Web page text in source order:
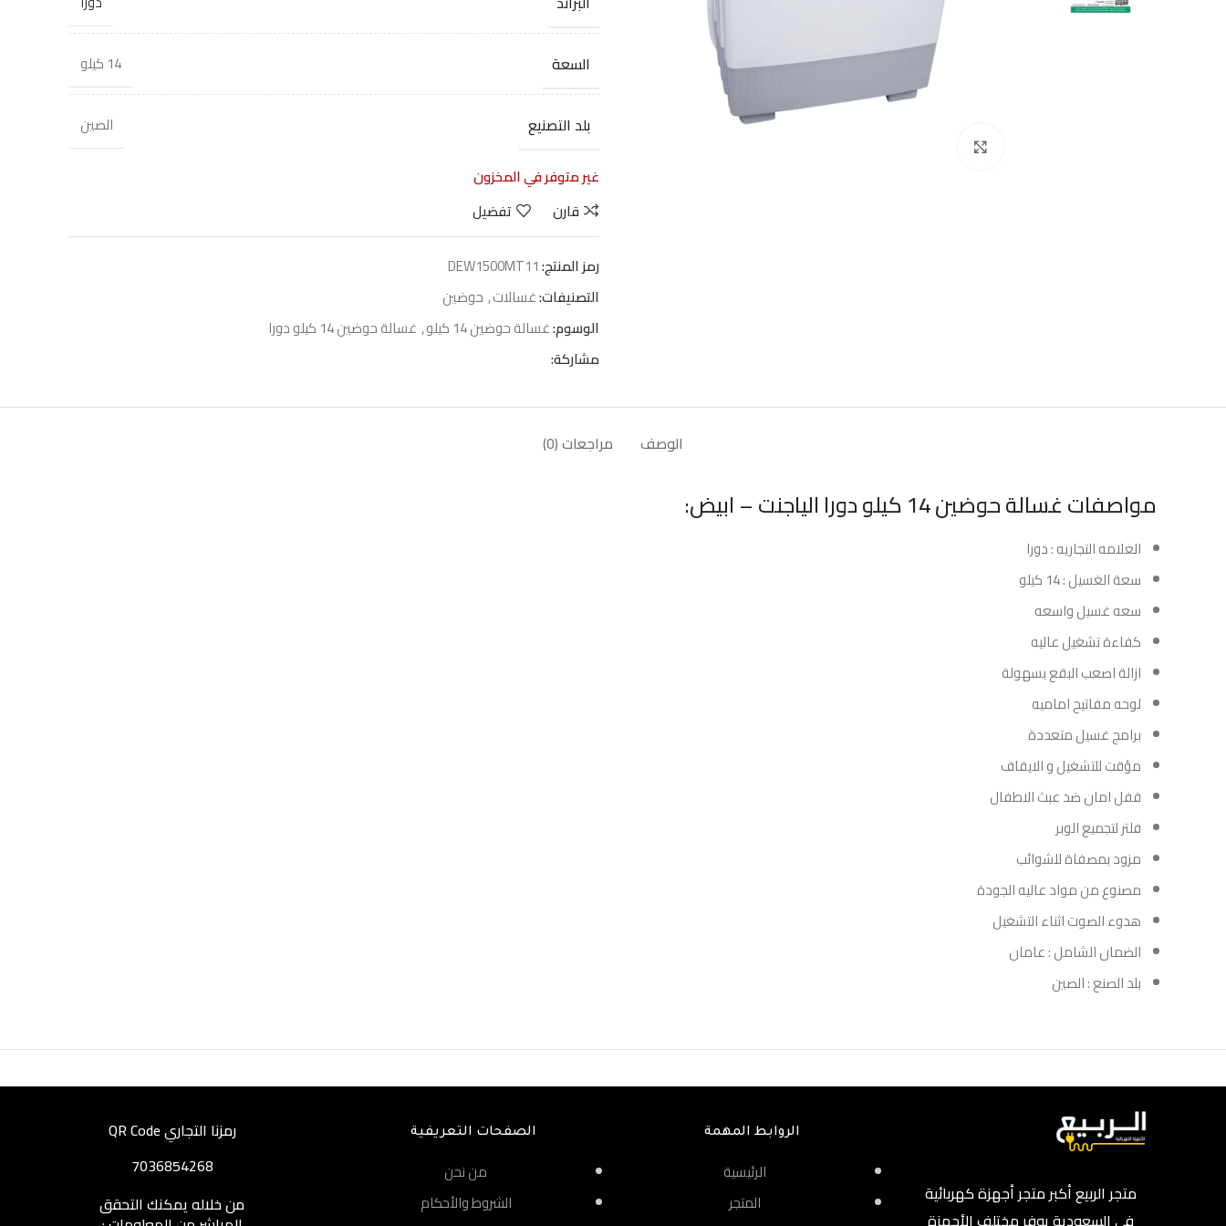
السعة 14 كيلو
بلد التصنيع
الصين
غير متوفر في المخزون
قارن
تفضيل
رمز المنتج:DEW1500MT11
التصنيفات:غسالات, حوضين
الوسوم:غسالة حوضين 14 كيلو , غسالة حوضين 14 كيلو دورا
مشاركة:
الوصف مراجعات (0)
مواصفات غسالة حوضين 14 كيلو دورا الياجنت – ابيض:
العلامه التجاريه : دورا
سعة الغسيل : 14 كيلو
سعه غسيل واسعه
كفاءة تشغيل عاليه
ازالة اصعب البقع بسهولة
لوحه مفاتيح اماميه
برامج غسيل متعددة
مؤقت للتشغيل و الايقاف
قفل امان ضد عبث الاطفال
فلتر لتجميع الوبر
مزود بمصفاة للشوائب
مصنوع من مواد عاليه الجودة
هدوء الصوت اثناء التشغيل
الضمان الشامل : عامان
بلد الصنع : الصين
متجر الربيع أكبر متجر أجهزة كهربائية
الروابط المهمة
الرئيسية
المتجر
الصفحات التعريفية
من نحن
الشروط والأحكام
رمزنا التجاري QR Code
7036854268
من خلاله يمكنك التحقق